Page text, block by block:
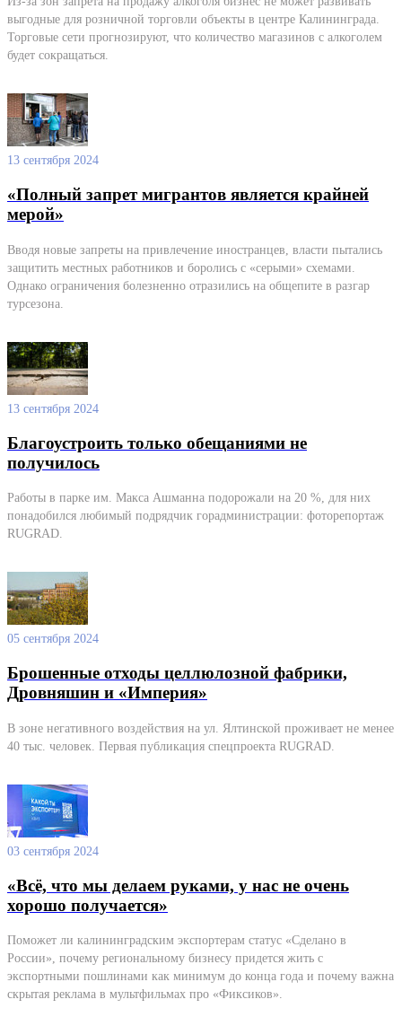
выгодные для розничной торговли объекты в центре Калининграда.
Торговые сети прогнозируют, что количество магазинов с алкоголем
будет сокращаться.
13 сентября 2024
«Полный запрет мигрантов является крайней
мерой»
Вводя новые запреты на привлечение иностранцев, власти пытались
защитить местных работников и боролись с «серыми» схемами.
Однако ограничения болезненно отразились на общепите в разгар
турсезона.
13 сентября 2024
Благоустроить только обещаниями не
получилось
Работы в парке им. Макса Ашманна подорожали на 20 %, для них
понадобился любимый подрядчик горадминистрации: фоторепортаж
RUGRAD.
05 сентября 2024
Брошенные отходы целлюлозной фабрики,
Дровняшин и «Империя»
В зоне негативного воздействия на ул. Ялтинской проживает не менее
40 тыс. человек. Первая публикация спецпроекта RUGRAD.
03 сентября 2024
«Всё, что мы делаем руками, у нас не очень
хорошо получается»
Поможет ли калининградским экспортерам статус «Сделано в
России», почему региональному бизнесу придется жить с
экспортными пошлинами как минимум до конца года и почему важна
скрытая реклама в мультфильмах про «Фиксиков».